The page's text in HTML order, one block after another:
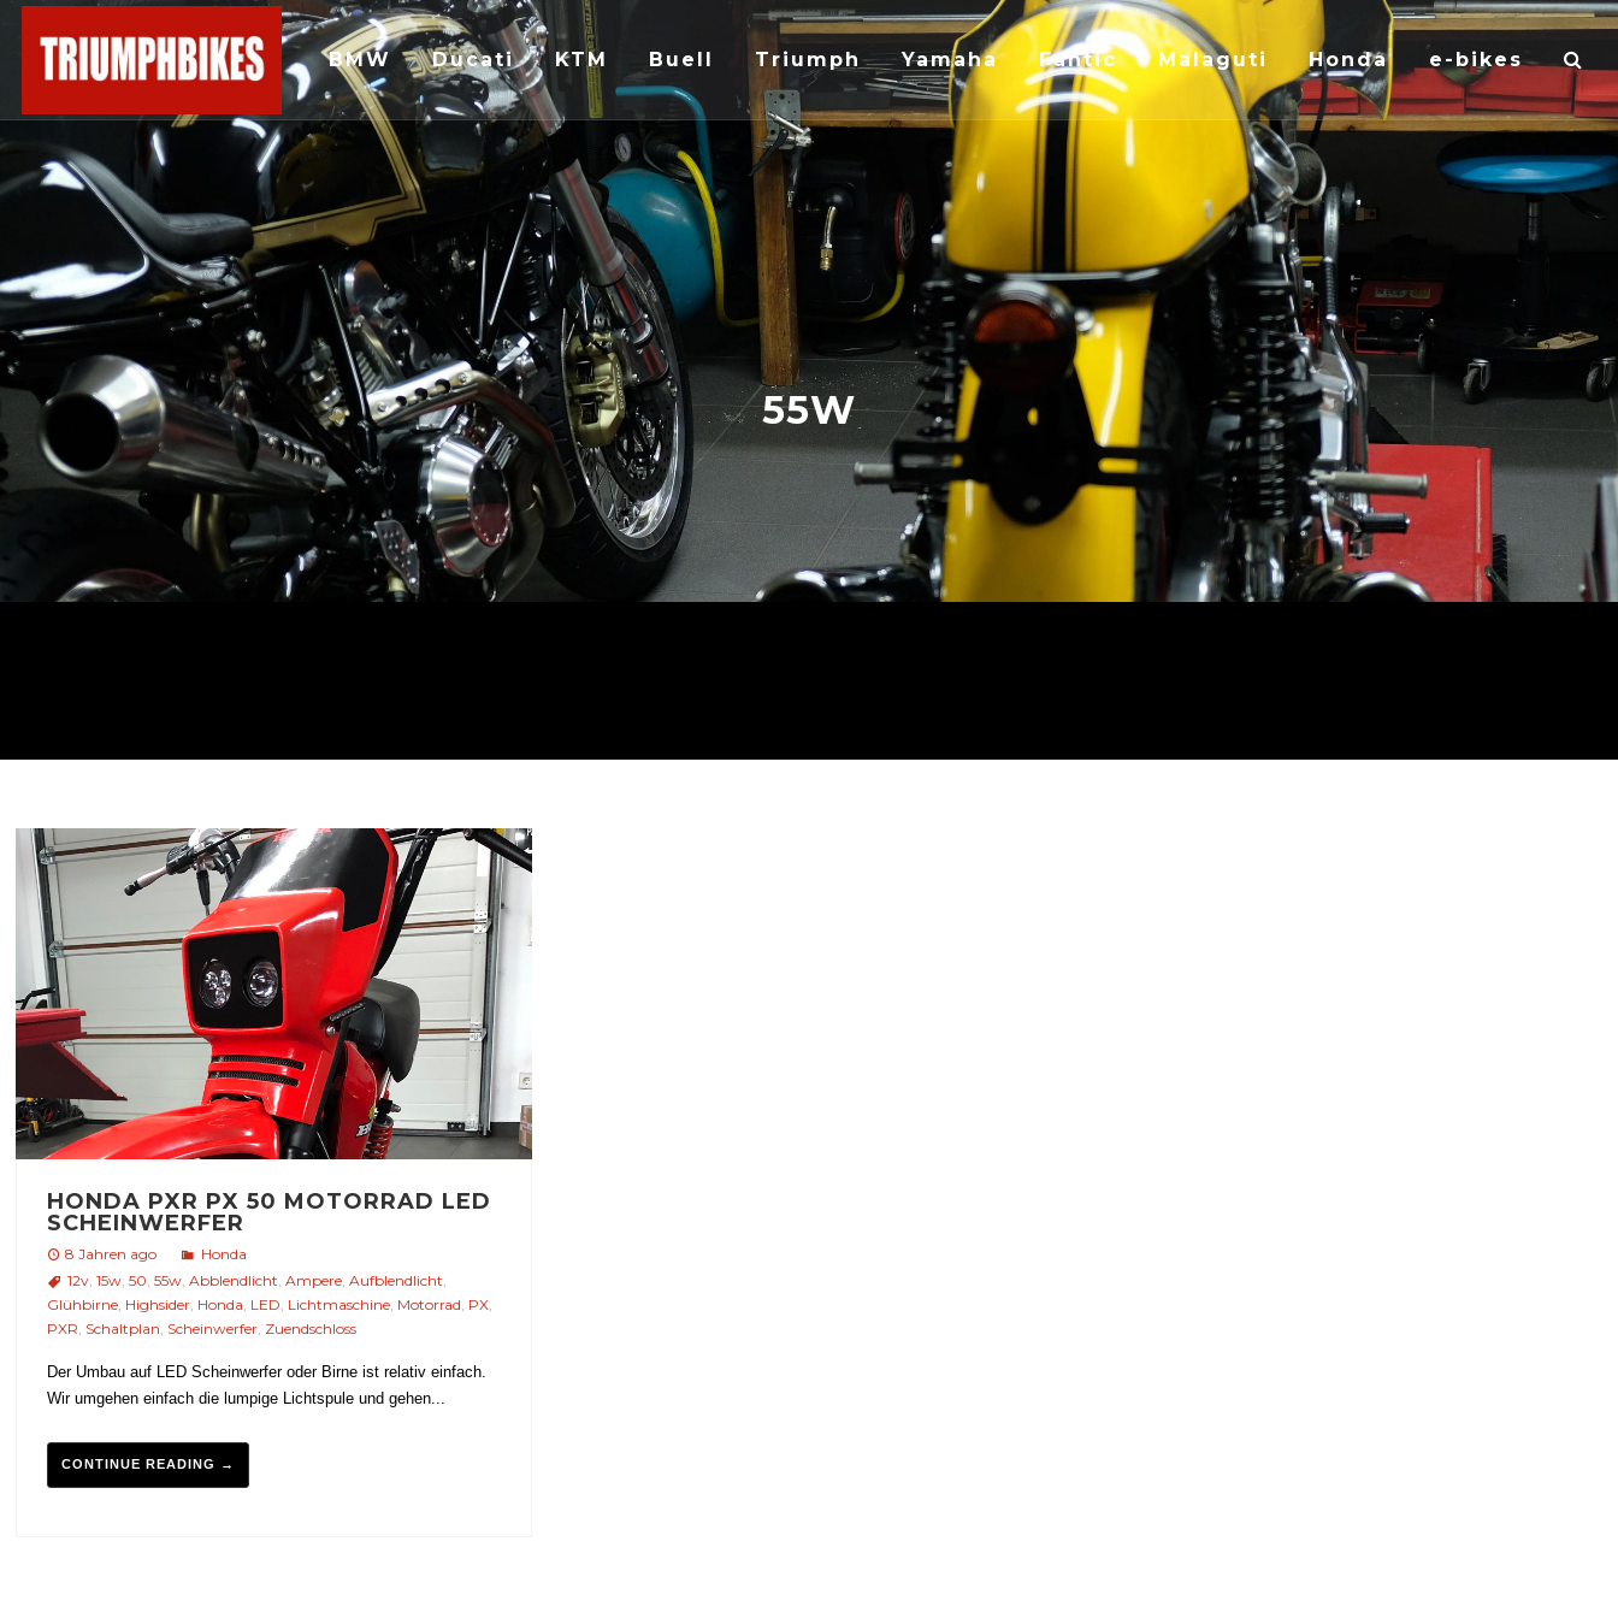
BMW Ducati KTM Buell Triumph Yamaha Fantic Malaguti Honda e-bikes
55W
HONDA PXR PX 50 MOTORRAD LED
SCHEINWERFER
8 Jahren ago
Honda
12v ,15w ,50 ,55w ,Abblendlicht ,Ampere ,Aufblendlicht
Glühbirne Highsider Honda LED Lichtmaschine Motorrad PX
PXR Schaltplan Scheinwerfer Zuendschloss
Der Umbau auf LED Scheinwerfer oder Birne ist relativ einfach.
Wir umgehen einfach die lumpige Lichtspule und gehen...
CONTINUE READING →